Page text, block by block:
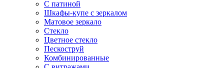
С патиной
Шкафы-купе с зеркалом
Матовое зеркало
Стекло
Цветное стекло
Пескоструй
Комбинированные